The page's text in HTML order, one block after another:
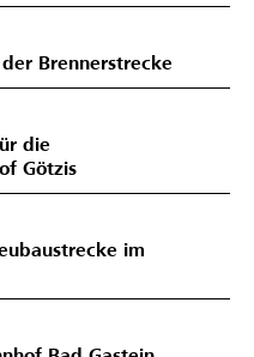
Brennerstrecke
die
Götzis
im